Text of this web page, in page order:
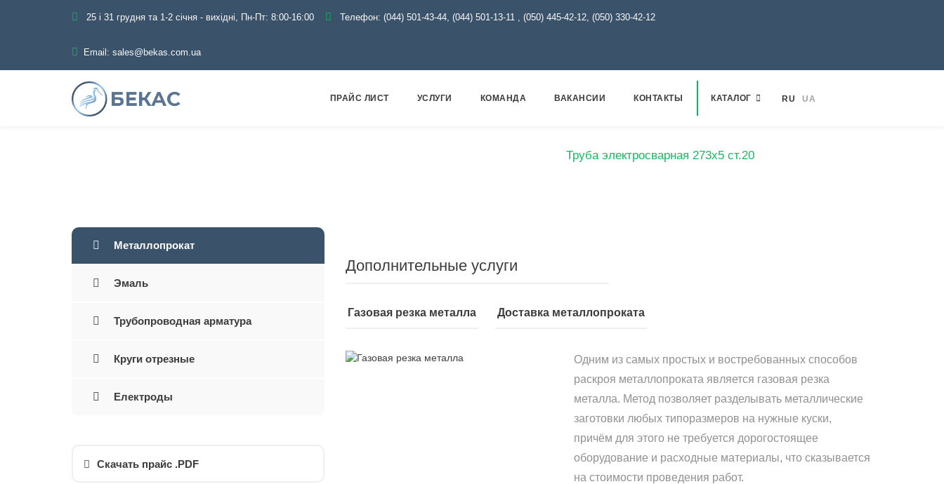
25 і 31 грудня та 1-2 січня - вихідні, Пн-Пт: 8:00-16:00 Телефон: (044) 501-43-44, (044) 501-13-11 , (050) 445-42-12, (050) 330-42-12
Email: sales@bekas.com.ua
ПРАЙС ЛИСТ УСЛУГИ КОМАНДА ВАКАНСИИ КОНТАКТЫ КАТАЛОГ RU UA
Труба электросварная 273х5 ст.20
Металлопрокат
Эмаль
Трубопроводная арматура
Круги отрезные
Електроды
Скачать прайс .PDF
Дополнительные услуги
Газовая резка металла Доставка металлопроката
Одним из самых простых и востребованных способов
раскроя металлопроката является газовая резка
металла. Метод позволяет разделывать металлические
заготовки любых типоразмеров на нужные куски,
причём для этого не требуется дорогостоящее
оборудование и расходные материалы, что сказывается
на стоимости проведения работ.